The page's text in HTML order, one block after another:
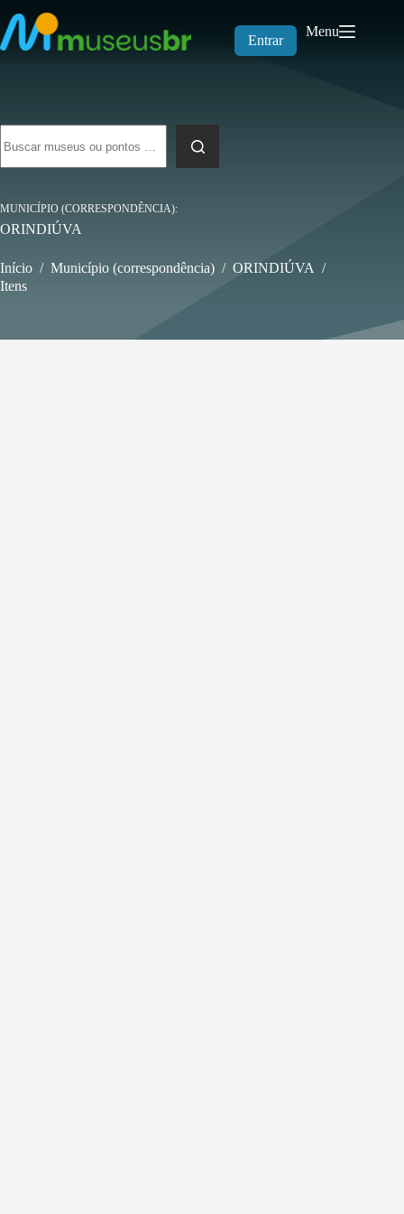
para
o
conteúdo
Entrar
Menu
resultados
MUNICÍPIO (CORRESPONDÊNCIA)
ORINDIÚVA
Início / Município (correspondência) / ORINDIÚVA /
Itens